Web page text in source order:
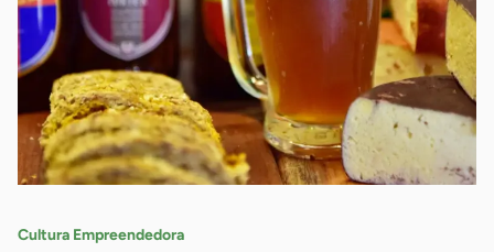
Cultura Empreendedora